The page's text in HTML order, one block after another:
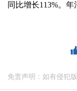
同比增长113%。年
免责声明：如有侵犯